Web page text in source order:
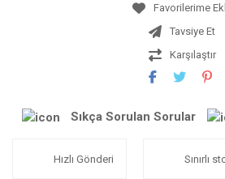
Tavsiye Et
Karşılaştır
Sıkça Sorulan Sorular
Hızlı Gönderi Sınırlı